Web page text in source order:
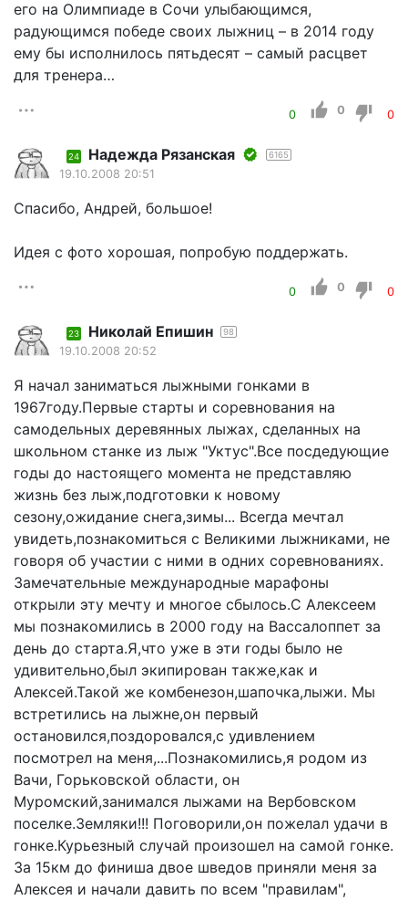
его на Олимпиаде в Сочи улыбающимся,
радующимся победе своих лыжниц – в 2014 году
ему бы исполнилось пятьдесят – самый расцвет
для тренера…
0 0 0
24 Надежда Рязанская 6165
19.10.2008 20:51
Спасибо, Андрей, большое!
Идея с фото хорошая, попробую поддержать.
0 0 0
23 Николай Епишин 98
19.10.2008 20:52
Я начал заниматься лыжными гонками в
1967году.Первые старты и соревнования на
самодельных деревянных лыжах, сделанных на
школьном станке из лыж "Уктус".Все посдедующие
годы до настоящего момента не представляю
жизнь без лыж,подготовки к новому
сезону,ожидание снега,зимы... Всегда мечтал
увидеть,познакомиться с Великими лыжниками, не
говоря об участии с ними в одних соревнованиях.
Замечательные международные марафоны
открыли эту мечту и многое сбылось.С Алексеем
мы познакомились в 2000 году на Вассалоппет за
день до старта.Я,что уже в эти годы было не
удивительно,был экипирован также,как и
Алексей.Такой же комбенезон,шапочка,лыжи. Мы
встретились на лыжне,он первый
остановился,поздоровался,с удивлением
посмотрел на меня,...Познакомились,я родом из
Вачи, Горьковской области, он
Муромский,занимался лыжами на Вербовском
поселке.Земляки!!! Поговорили,он пожелал удачи в
гонке.Курьезный случай произошел на самой гонке.
За 15км до финиша двое шведов приняли меня за
Алексея и начали давить по всем "правилам",